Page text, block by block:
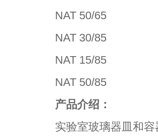
NAT 50/65
NAT 30/85
NAT 15/85
NAT 50/85
产品介绍：
实验室玻璃器皿和